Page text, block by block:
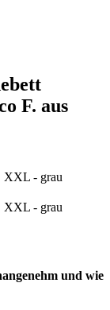
F. aus
und wie